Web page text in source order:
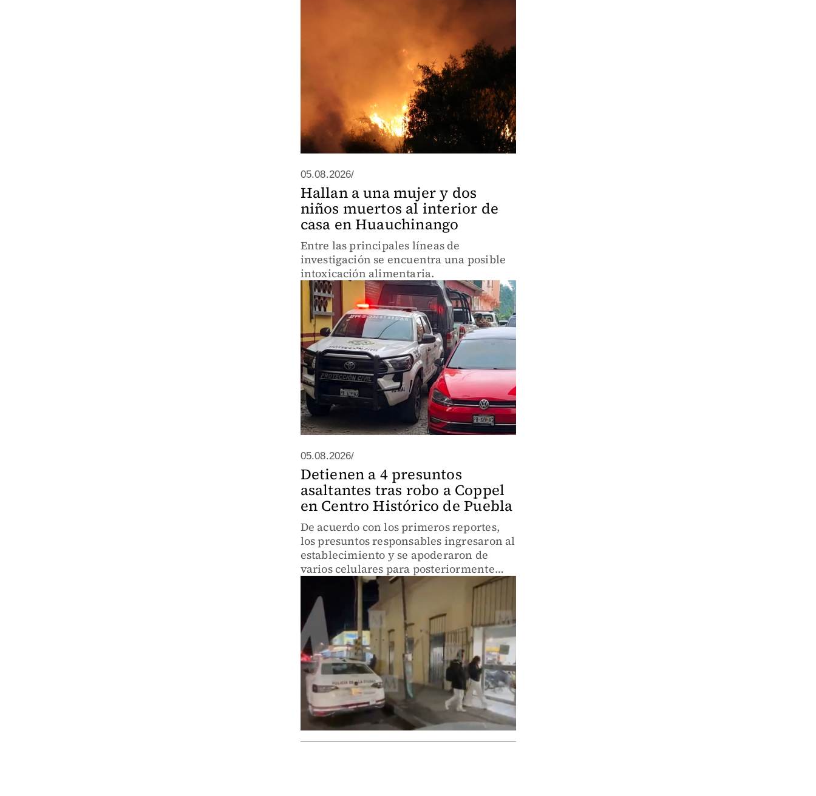
05.08.2026/
Hallan a una mujer y dos
niños muertos al interior de
casa en Huauchinango
Entre las principales líneas de
investigación se encuentra una posible
intoxicación alimentaria.
05.08.2026/
Detienen a 4 presuntos
asaltantes tras robo a Coppel
en Centro Histórico de Puebla
De acuerdo con los primeros reportes,
los presuntos responsables ingresaron al
establecimiento y se apoderaron de
varios celulares para posteriormente
huir del lugar.